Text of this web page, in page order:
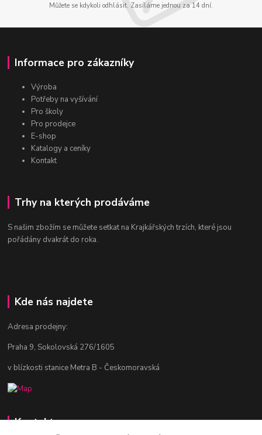
Můžete se kdykoli odhlásit. Zasíláme jednou za 14 dní.
Informace pro zákazníky
Výroba
Potřeby na vyšívání
Pro školy
Pro prodejce
E-shop
Katalogy a ceníky
Kontakt
Trhy na kterých prodáváme
S našim zbožím se můžete setkat na Krajkářských trzích, které jsou
pořádány dvakrát do roka.
Kde nás najdete
Adresa prodejny:
Praha 9, Sokolovská 276/1605
v blízkosti stanice Metra B - Českomoravská
Kontakty